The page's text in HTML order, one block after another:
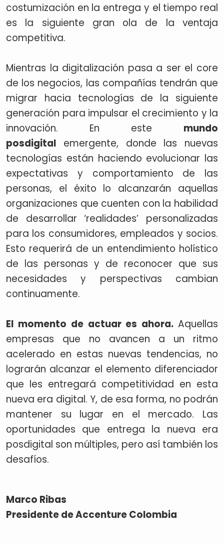
costumización en la entrega y el tiempo real
es la siguiente gran ola de la ventaja
competitiva.
Mientras la digitalización pasa a ser el core
de los negocios, las compañías tendrán que
migrar hacia tecnologías de la siguiente
generación para impulsar el crecimiento y la
innovación. En este mundo
posdigital emergente, donde las nuevas
tecnologías están haciendo evolucionar las
expectativas y comportamiento de las
personas, el éxito lo alcanzarán aquellas
organizaciones que cuenten con la habilidad
de desarrollar ‘realidades’ personalizadas
para los consumidores, empleados y socios.
Esto requerirá de un entendimiento holístico
de las personas y de reconocer que sus
necesidades y perspectivas cambian
continuamente.
El momento de actuar es ahora. Aquellas
empresas que no avancen a un ritmo
acelerado en estas nuevas tendencias, no
lograrán alcanzar el elemento diferenciador
que les entregará competitividad en esta
nueva era digital. Y, de esa forma, no podrán
mantener su lugar en el mercado. Las
oportunidades que entrega la nueva era
posdigital son múltiples, pero así también los
desafíos.
Marco Ribas
Presidente de Accenture Colombia